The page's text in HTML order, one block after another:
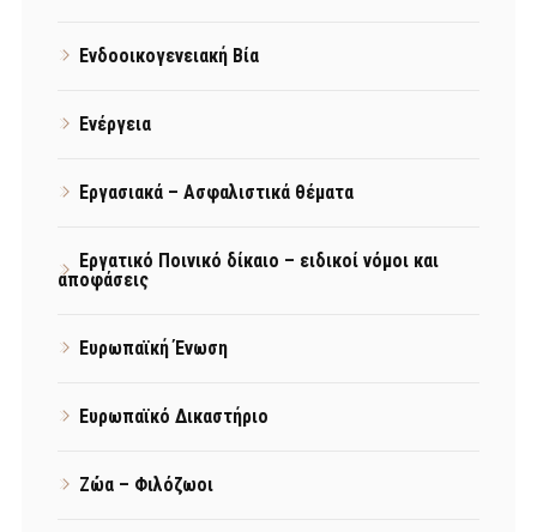
Ενδοοικογενειακή Βία
Ενέργεια
Εργασιακά – Ασφαλιστικά θέματα
Εργατικό Ποινικό δίκαιο – ειδικοί νόμοι και
αποφάσεις
Ευρωπαϊκή Ένωση
Ευρωπαϊκό Δικαστήριο
Ζώα – Φιλόζωοι